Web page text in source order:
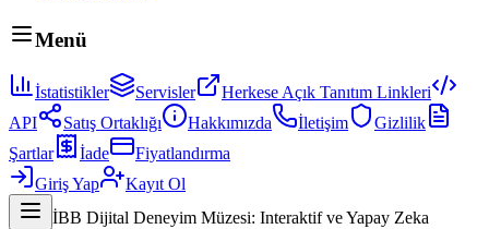
Menü
İstatistikler Servisler
Herkese Açık Tanıtım Linkleri
API
Satış Ortaklığı Hakkımızda İletişim
Gizlilik
Şartlar
İade
Fiyatlandırma
Giriş Yap
Kayıt Ol
İBB Dijital Deneyim Müzesi: Interaktif ve Yapay Zeka